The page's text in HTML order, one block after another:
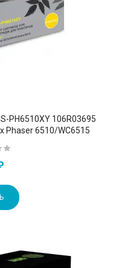
PH6510XY 106R03695
Phaser 6510/WC6515